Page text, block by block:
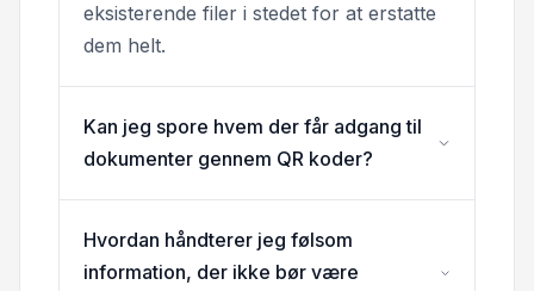
eksisterende filer i stedet for at erstatte
dem helt.
Kan jeg spore hvem der får adgang til
dokumenter gennem QR koder?
Hvordan håndterer jeg følsom
information, der ikke bør være